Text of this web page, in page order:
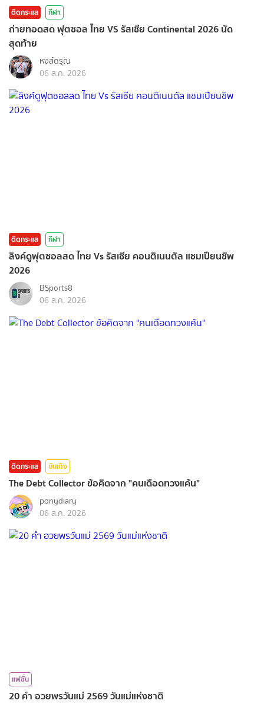
ติดกระแส กีฬา
ถ่ายทอดสด ฟุตซอล ไทย VS รัสเซีย Continental 2026 นัด
สุดท้าย
หงส์ดรุณ
06 ส.ค. 2026
ติดกระแส กีฬา
ลิงค์ดูฟุตซอลสด ไทย Vs รัสเซีย คอนติเนนตัล แชมเปียนชิพ
2026
BSports8
06 ส.ค. 2026
ติดกระแส บันเทิง
The Debt Collector ข้อคิดจาก "คนเดือดทวงแค้น"
ponydiary
06 ส.ค. 2026
แฟชั่น
20 คำ อวยพรวันแม่ 2569 วันแม่แห่งชาติ